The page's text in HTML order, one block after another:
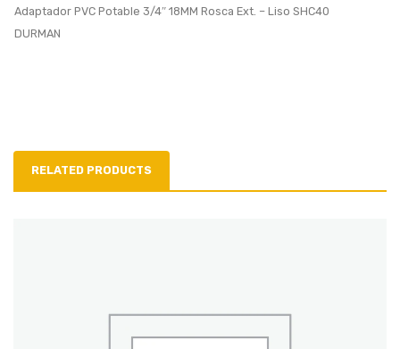
Adaptador PVC Potable 3/4″ 18MM Rosca Ext. – Liso SHC40
DURMAN
RELATED PRODUCTS